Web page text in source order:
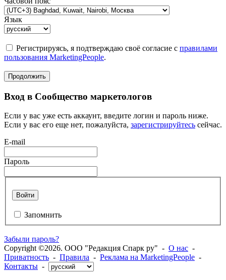
Язык
Регистрируясь, я подтверждаю своё согласие с правилами
пользования MarketingPeople.
Продолжить
Вход в Сообщество маркетологов
Если у вас уже есть аккаунт, введите логин и пароль ниже.
Если у вас его еще нет, пожалуйста, зарегистрируйтесь сейчас.
E-mail
Пароль
Войти
Запомнить
Забыли пароль?
Copyright ©2026. ООО "Редакция Спарк ру" - О нас -
Приватность - Правила - Реклама на MarketingPeople -
Контакты -